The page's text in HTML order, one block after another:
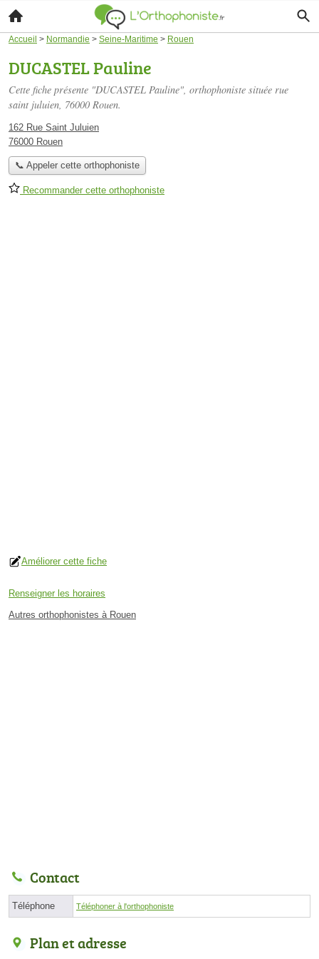
Accueil > Normandie > Seine-Maritime > Rouen
DUCASTEL Pauline
Cette fiche présente "DUCASTEL Pauline", orthophoniste située rue
saint juluien, 76000 Rouen.
162 Rue Saint Juluien
76000 Rouen
📞 Appeler cette orthophoniste
Recommander cette orthophoniste
Améliorer cette fiche
Renseigner les horaires
Autres orthophonistes à Rouen
Contact
Téléphone Téléphoner à l'orthophoniste
Plan et adresse